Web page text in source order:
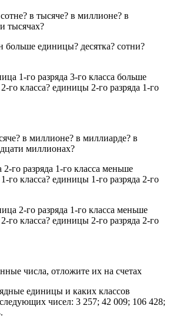
в тысяче? в миллионе? в
тысячах?
больше единицы? десятка? сотни?
1-го разряда 3-го класса больше
го класса? единицы 2-го разряда 1-го
в миллионе? в миллиарде? в
миллионах?
го разряда 1-го класса меньше
го класса? единицы 1-го разряда 2-го
2-го разряда 1-го класса меньше
го класса? единицы 2-го разряда 2-го
числа, отложите их на счетах
единицы и каких классов
чисел: 3 257; 42 009; 106 428;